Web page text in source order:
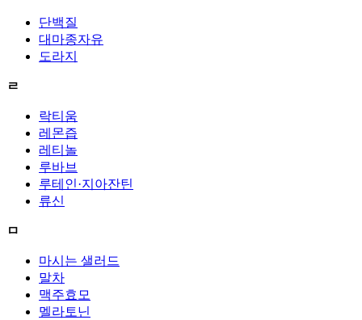
단백질
대마종자유
도라지
ㄹ
락티움
레몬즙
레티놀
루바브
루테인·지아잔틴
류신
ㅁ
마시는 샐러드
말차
맥주효모
멜라토닌